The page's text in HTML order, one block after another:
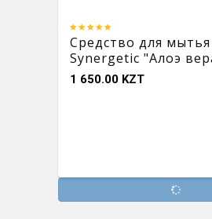
Средство для
Synergetic "Алоэ
антибактериальным
1 650.00 KZT